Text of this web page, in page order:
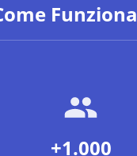
Funziona
+1.000